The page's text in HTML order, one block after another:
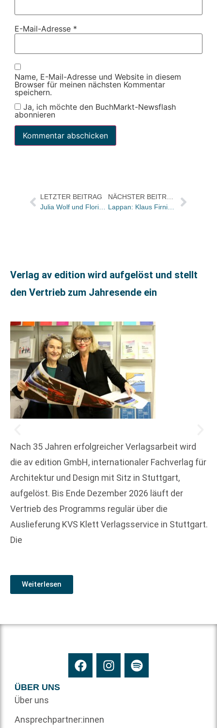
E-Mail-Adresse *
Name, E-Mail-Adresse und Website in diesem
Browser für meinen nächsten Kommentar
speichern.
Ja, ich möchte den BuchMarkt-Newsflash
abonnieren
LETZTER BEITRAG
Julia Wolf und Florian Wacker erhalten Robert Gernhardt Preis 2018
Verlag av edition wird aufgelöst und stellt
den Vertrieb zum Jahresende ein
Nach 35 Jahren erfolgreicher Verlagsarbeit wird
die av edition GmbH, internationaler Fachverlag für
Architektur und Design mit Sitz in Stuttgart,
aufgelöst. Bis Ende Dezember 2026 läuft der
Vertrieb des Programms regulär über die
Auslieferung KVS Klett Verlagsservice in Stuttgart.
Die
Weiterlesen
ÜBER UNS
Über uns
Ansprechpartner:innen